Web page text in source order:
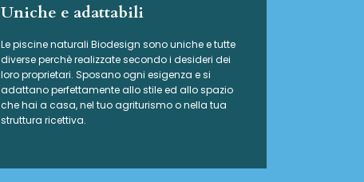
Uniche e adattabili
Le piscine naturali Biodesign sono uniche e tutte
diverse perchè realizzate secondo i desideri dei
loro proprietari. Sposano ogni esigenza e si
adattano perfettamente allo stile ed allo spazio
che hai a casa, nel tuo agriturismo o nella tua
struttura ricettiva.